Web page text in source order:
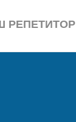
РЕПЕТИТОР